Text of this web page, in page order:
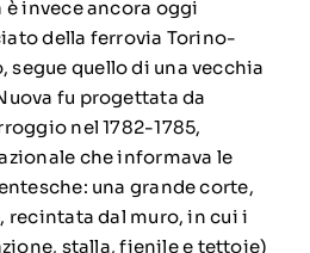
è invece ancora oggi
della ferrovia Torino-
segue quello di una vecchia
fu progettata da
nel 1782-1785,
che informava le
una grande corte,
recintata dal muro, in cui i
stalla, fienile e tettoie)